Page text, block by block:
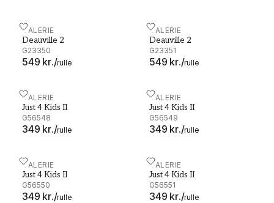
GALERIE
Deauville 2
G23350
549 kr./rulle
Deauville 2 - G23350 GALERIE
Deauville 2
G23351
549 kr./rulle
Deauville 2 - G23351
GALERIE
Just 4 Kids II
G56548
349 kr./rulle
Just 4 Kids II - G56548 GALERIE
Just 4 Kids II
G56549
349 kr./rulle
Just 4 Kids II - G56549
GALERIE
Just 4 Kids II
G56550
349 kr./rulle
Just 4 Kids II - G56550 GALERIE
Just 4 Kids II
G56551
349 kr./rulle
Just 4 Kids II - G56551